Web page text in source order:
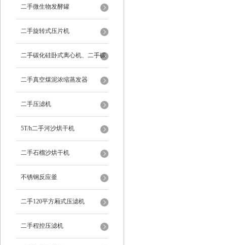
二手微生物发酵罐
二手旋转式压片机
二手碳化硅卧式离心机、二手碳
化硅分级机、二手碳化硅水洗离
心机
二手真空煤泥浓缩蒸发器
二手压滤机
5T/h二手河沙烘干机
二手石榴沙烘干机
不锈钢反应釜
二手120平方厢式压滤机
二手程控压滤机